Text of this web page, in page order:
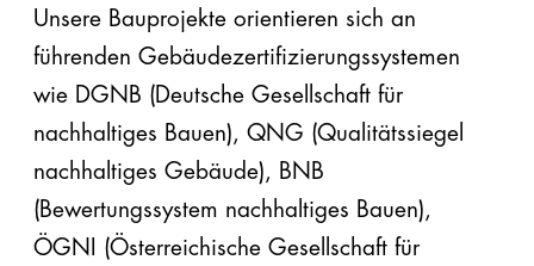
Unsere Bauprojekte orientieren sich an
führenden Gebäudezertifizierungssystemen
wie DGNB (Deutsche Gesellschaft für
nachhaltiges Bauen), QNG (Qualitätssiegel
nachhaltiges Gebäude), BNB
(Bewertungssystem nachhaltiges Bauen),
ÖGNI (Österreichische Gesellschaft für